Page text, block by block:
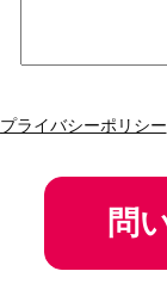
プライバシーポリシー